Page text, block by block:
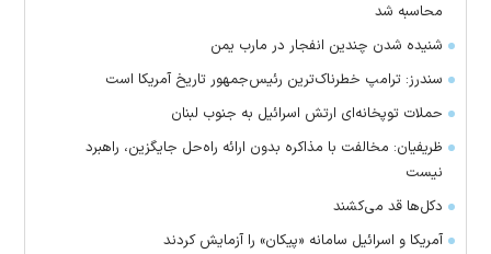
محاسبه شد
شنیده شدن چندین انفجار در مارب یمن
سندرز: ترامپ خطرناک‌ترین رئیس‌جمهور تاریخ آمریکا است
حملات توپخانه‌ای ارتش اسرائیل به جنوب لبنان
ظریفیان: مخالفت با مذاکره بدون ارائه راه‌حل جایگزین، راهبرد
نیست
دکل‌ها قد می‌کشند
آمریکا و اسرائیل سامانه «پیکان» را آزمایش کردند